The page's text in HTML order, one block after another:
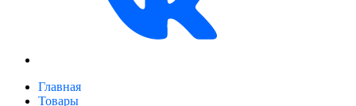
Главная
Товары